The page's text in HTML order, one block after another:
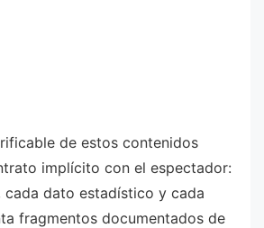
de estos contenidos
implícito con el espectador:
cada dato estadístico y cada
fragmentos documentados de